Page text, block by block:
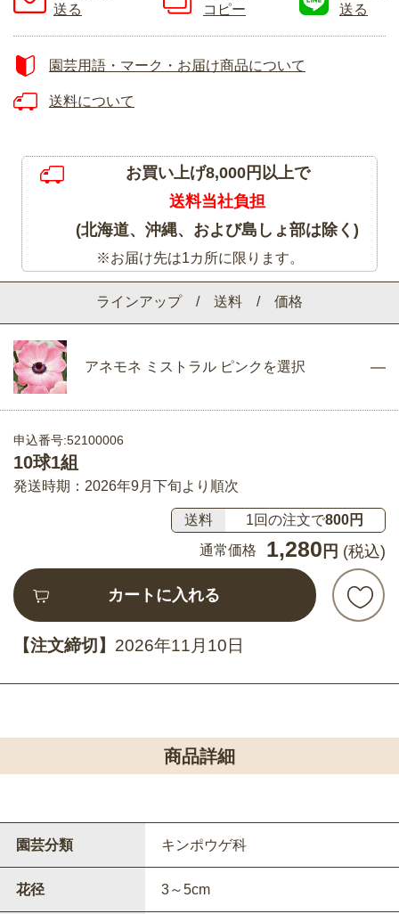
ラインアップ / 送料 / 価格
アネモネ ミストラル ピンクを選択
申込番号:52100006
10球1組
発送時期：2026年9月下旬より順次
送料 1回の注文で800円
通常価格
1,280 円 (税込)
カートに入れる
【注文締切】 2026年11月10日
送る
コピー
送る
園芸用語・マーク・お届け商品について
送料について
お買い上げ8,000円以上で
送料当社負担
(北海道、沖縄、および島しょ部は除く)
※お届け先は1カ所に限ります。
商品詳細
園芸分類 キンポウゲ科
花径 3～5cm